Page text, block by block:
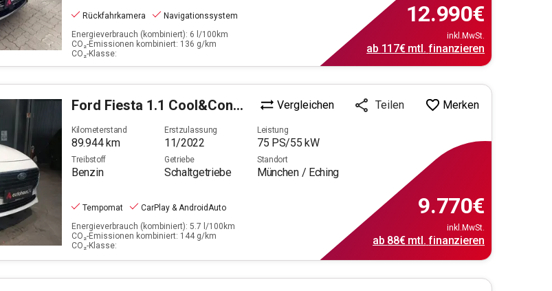
Rückfahrkamera
Navigationssystem
Energieverbrauch (kombiniert): 6 l/100km
CO₂-Emissionen kombiniert: 136 g/km
CO₂-Klasse:
12.990€
inkl.MwSt.
ab 117€mtl. finanzieren
Ford Fiesta 1.1 Cool&Connect Vergleichen Teilen Merken
Kilometerstand
89.944km
Erstzulassung
11/2022
Leistung
75 PS/55 kW
Treibstoff
Benzin
Getriebe
Schaltgetriebe
Standort
München / Eching
Tempomat
CarPlay & AndroidAuto
Energieverbrauch (kombiniert): 5.7 l/100km
CO₂-Emissionen kombiniert: 144 g/km
CO₂-Klasse:
9.770€
inkl.MwSt.
ab 88€mtl. finanzieren